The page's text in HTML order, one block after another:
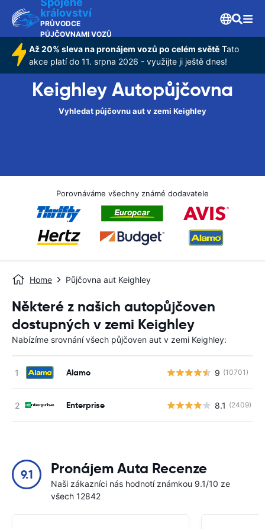
království
PRŮVODCE
PŮJČOVNAMI VOZŮ
Až 20% sleva na pronájem vozů po celém světě Tato
akce platí do 11. srpna 2026 - využijte ji ještě dnes!
Keighley Autopůjčovna
Vyhledat půjčovnu aut v zemi Keighley
Porovnáváme všechny známé dodavatele
Home Půjčovna aut Keighley
Některé z našich autopůjčoven
dostupných v zemi Keighley
Nabízíme srovnání všech půjčoven aut v zemi Keighley:
Alamo 9 (10701)
Enterprise 8.1 (2409)
9.1 Pronájem Auta Recenze
Naši zákazníci nás hodnotí známkou 9.1/10 ze
všech 12842